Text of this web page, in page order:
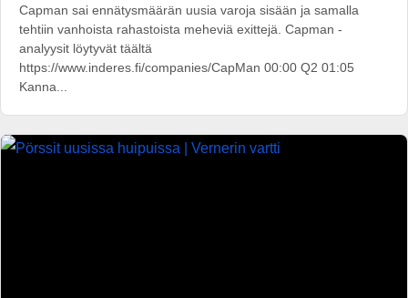
Capman sai ennätysmäärän uusia varoja sisään ja samalla
tehtiin vanhoista rahastoista meheviä exittejä. Capman -
analyysit löytyvät täältä
https://www.inderes.fi/companies/CapMan 00:00 Q2 01:05
Kanna...